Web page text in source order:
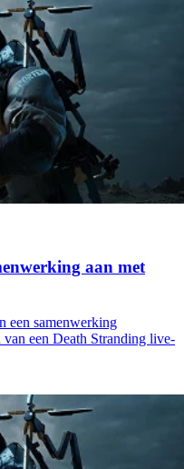
aan met
een samenwerking
van een Death Stranding live-